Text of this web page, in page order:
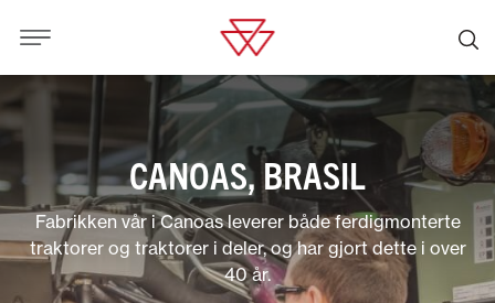
CANOAS, BRASIL
Fabrikken vår i Canoas leverer både ferdigmonterte
traktorer og traktorer i deler, og har gjort dette i over
40 år.